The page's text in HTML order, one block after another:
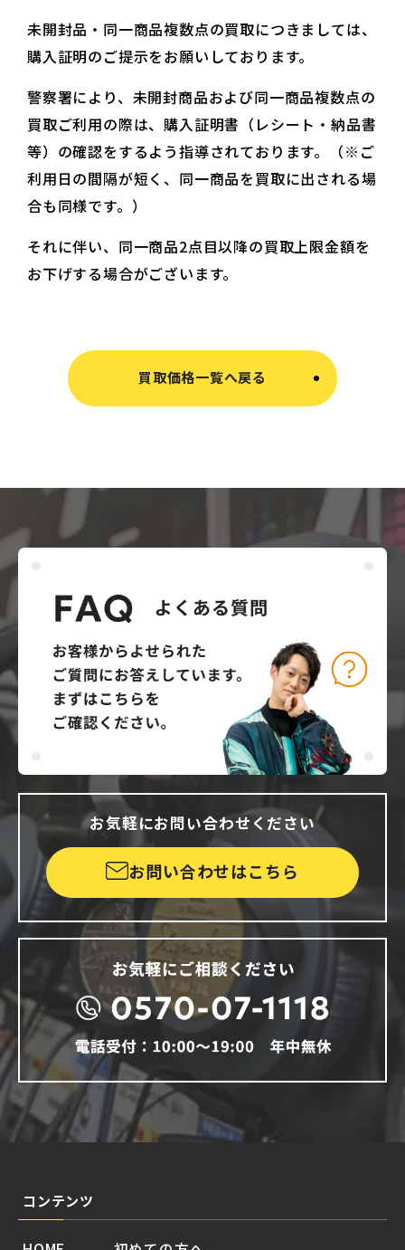
未開封品・同一商品複数点の買取につきましては、
購入証明のご提示をお願いしております。
警察署により、未開封商品および同一商品複数点の
買取ご利用の際は、購入証明書（レシート・納品書
等）の確認をするよう指導されております。（※ご
利用日の間隔が短く、同一商品を買取に出される場
合も同様です。）
それに伴い、同一商品2点目以降の買取上限金額を
お下げする場合がございます。
買取価格一覧へ戻る
お気軽にお問い合わせください
お問い合わせはこちら
コンテンツ